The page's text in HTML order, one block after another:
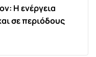
Η ενέργεια
σε περιόδους